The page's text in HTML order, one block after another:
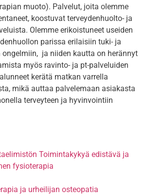
muoto). Palvelut, joita olemme
koostuvat terveydenhuolto- ja
Olemme erikoistuneet useiden
parissa erilaisiin tuki- ja
ja niiden kautta on herännyt
myös ravinto- ja pt-palveluiden
kerätä matkan varrella
mikä auttaa palvelemaan asiakasta
terveyteen ja hyvinvointiin
Toimintakykyä edistävä ja
fysioterapia
ja urheilijan osteopatia